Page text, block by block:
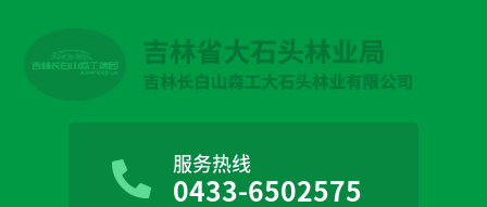
服务热线
0433-6502575